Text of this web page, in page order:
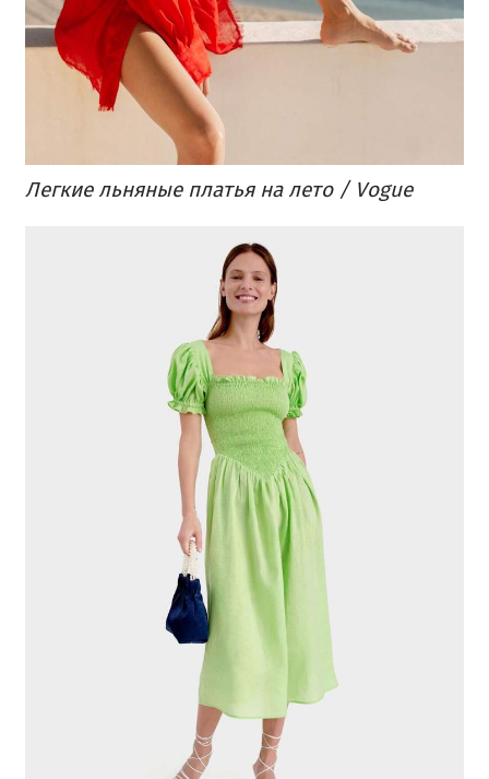
Легкие льняные платья на лето / Vogue